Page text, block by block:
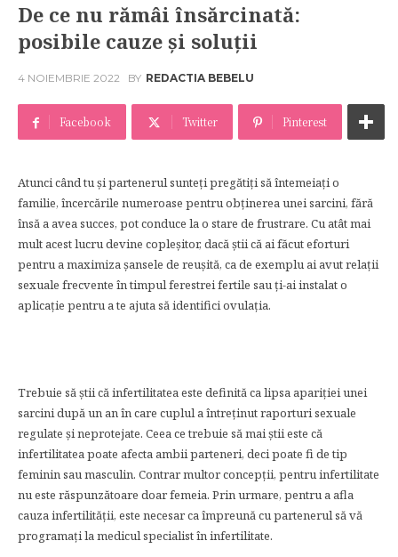
De ce nu rămâi însărcinată:
posibile cauze și soluții
4 NOIEMBRIE 2022 BY REDACTIA BEBELU
Facebook Twitter Pinterest
Atunci când tu și partenerul sunteți pregătiți să întemeiați o
familie, încercările numeroase pentru obținerea unei sarcini, fără
însă a avea succes, pot conduce la o stare de frustrare. Cu atât mai
mult acest lucru devine copleșitor, dacă știi că ai făcut eforturi
pentru a maximiza șansele de reușită, ca de exemplu ai avut relații
sexuale frecvente în timpul ferestrei fertile sau ți-ai instalat o
aplicație pentru a te ajuta să identifici ovulația.
Trebuie să știi că infertilitatea este definită ca lipsa apariției unei
sarcini după un an în care cuplul a întreținut raporturi sexuale
regulate și neprotejate. Ceea ce trebuie să mai știi este că
infertilitatea poate afecta ambii parteneri, deci poate fi de tip
feminin sau masculin. Contrar multor concepții, pentru infertilitate
nu este răspunzătoare doar femeia. Prin urmare, pentru a afla
cauza infertilității, este necesar ca împreună cu partenerul să vă
programați la medicul specialist în infertilitate.